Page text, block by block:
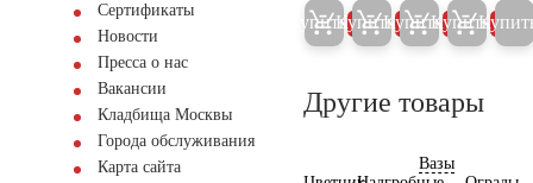
Сертификаты
Новости
Пресса о нас
Вакансии
Кладбища Москвы
Города обслуживания
Карта сайта
Купить 5%
Купить 5%
Купить 5%
Купить 5%
Другие товары
Вазы